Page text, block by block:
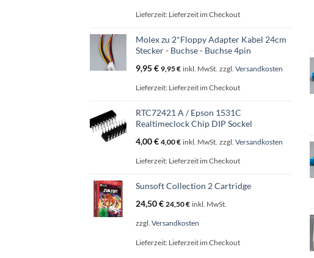
Lieferzeit: Lieferzeit im Checkout
Molex zu 2*Floppy Adapter Kabel 24cm
Stecker - Buchse - Buchse 4pin
9,95€ 9,95€ inkl. MwSt. zzgl. Versandkosten
Lieferzeit: Lieferzeit im Checkout
RTC72421 A / Epson 1531C
Realtimeclock Chip DIP Sockel
4,00€ 4,00€ inkl. MwSt. zzgl. Versandkosten
Lieferzeit: Lieferzeit im Checkout
Sunsoft Collection 2 Cartridge
24,50€ 24,50€ inkl. MwSt.
zzgl. Versandkosten
Lieferzeit: Lieferzeit im Checkout